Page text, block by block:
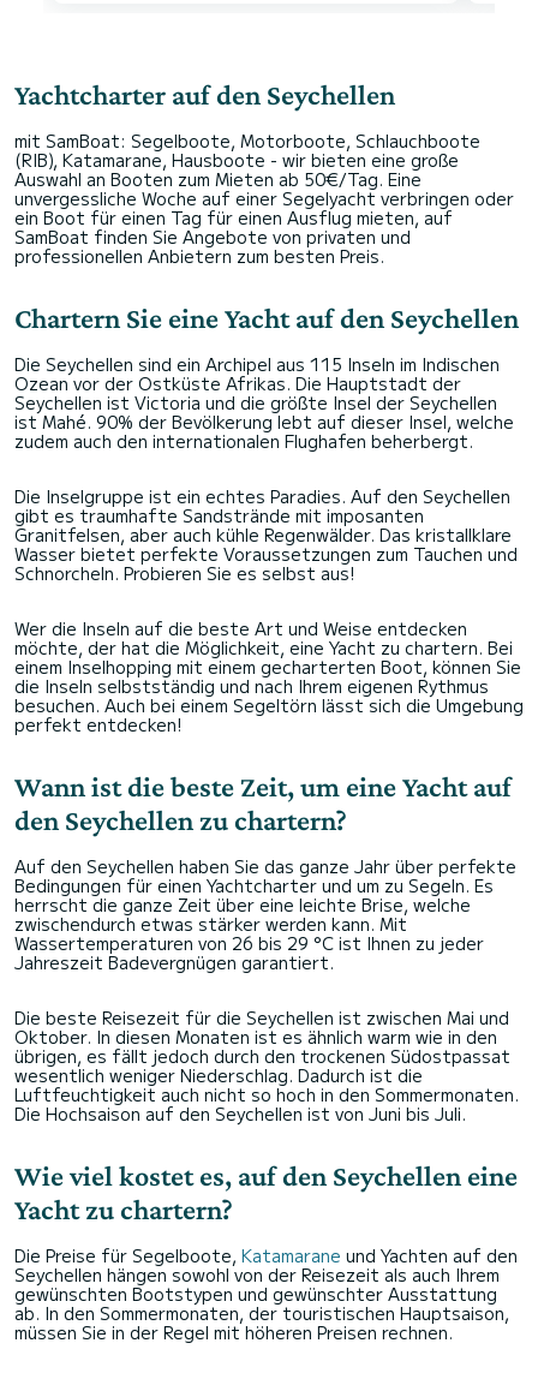
Yachtcharter auf den Seychellen
mit SamBoat: Segelboote, Motorboote, Schlauchboote
(RIB), Katamarane, Hausboote - wir bieten eine große
Auswahl an Booten zum Mieten ab 50€/Tag. Eine
unvergessliche Woche auf einer Segelyacht verbringen oder
ein Boot für einen Tag für einen Ausflug mieten, auf
SamBoat finden Sie Angebote von privaten und
professionellen Anbietern zum besten Preis.
Chartern Sie eine Yacht auf den Seychellen
Die Seychellen sind ein Archipel aus 115 Inseln im Indischen
Ozean vor der Ostküste Afrikas. Die Hauptstadt der
Seychellen ist Victoria und die größte Insel der Seychellen
ist Mahé. 90% der Bevölkerung lebt auf dieser Insel, welche
zudem auch den internationalen Flughafen beherbergt.
Die Inselgruppe ist ein echtes Paradies. Auf den Seychellen
gibt es traumhafte Sandstrände mit imposanten
Granitfelsen, aber auch kühle Regenwälder. Das kristallklare
Wasser bietet perfekte Voraussetzungen zum Tauchen und
Schnorcheln. Probieren Sie es selbst aus!
Wer die Inseln auf die beste Art und Weise entdecken
möchte, der hat die Möglichkeit, eine Yacht zu chartern. Bei
einem Inselhopping mit einem gecharterten Boot, können Sie
die Inseln selbstständig und nach Ihrem eigenen Rythmus
besuchen. Auch bei einem Segeltörn lässt sich die Umgebung
perfekt entdecken!
Wann ist die beste Zeit, um eine Yacht auf
den Seychellen zu chartern?
Auf den Seychellen haben Sie das ganze Jahr über perfekte
Bedingungen für einen Yachtcharter und um zu Segeln. Es
herrscht die ganze Zeit über eine leichte Brise, welche
zwischendurch etwas stärker werden kann. Mit
Wassertemperaturen von 26 bis 29 °C ist Ihnen zu jeder
Jahreszeit Badevergnügen garantiert.
Die beste Reisezeit für die Seychellen ist zwischen Mai und
Oktober. In diesen Monaten ist es ähnlich warm wie in den
übrigen, es fällt jedoch durch den trockenen Südostpassat
wesentlich weniger Niederschlag. Dadurch ist die
Luftfeuchtigkeit auch nicht so hoch in den Sommermonaten.
Die Hochsaison auf den Seychellen ist von Juni bis Juli.
Wie viel kostet es, auf den Seychellen eine
Yacht zu chartern?
Die Preise für Segelboote, Katamarane und Yachten auf den
Seychellen hängen sowohl von der Reisezeit als auch Ihrem
gewünschten Bootstypen und gewünschter Ausstattung
ab. In den Sommermonaten, der touristischen Hauptsaison,
müssen Sie in der Regel mit höheren Preisen rechnen.